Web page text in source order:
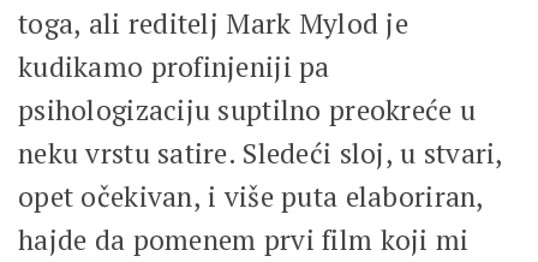
toga, ali reditelj Mark Mylod je
kudikamo profinjeniji pa
psihologizaciju suptilno preokreće u
neku vrstu satire. Sledeći sloj, u stvari,
opet očekivan, i više puta elaboriran,
hajde da pomenem prvi film koji mi